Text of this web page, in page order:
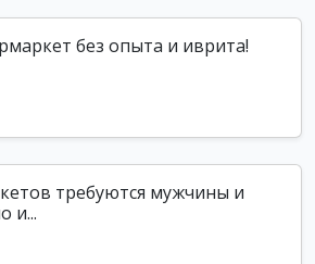
без опыта и иврита!
требуются мужчины и
и...